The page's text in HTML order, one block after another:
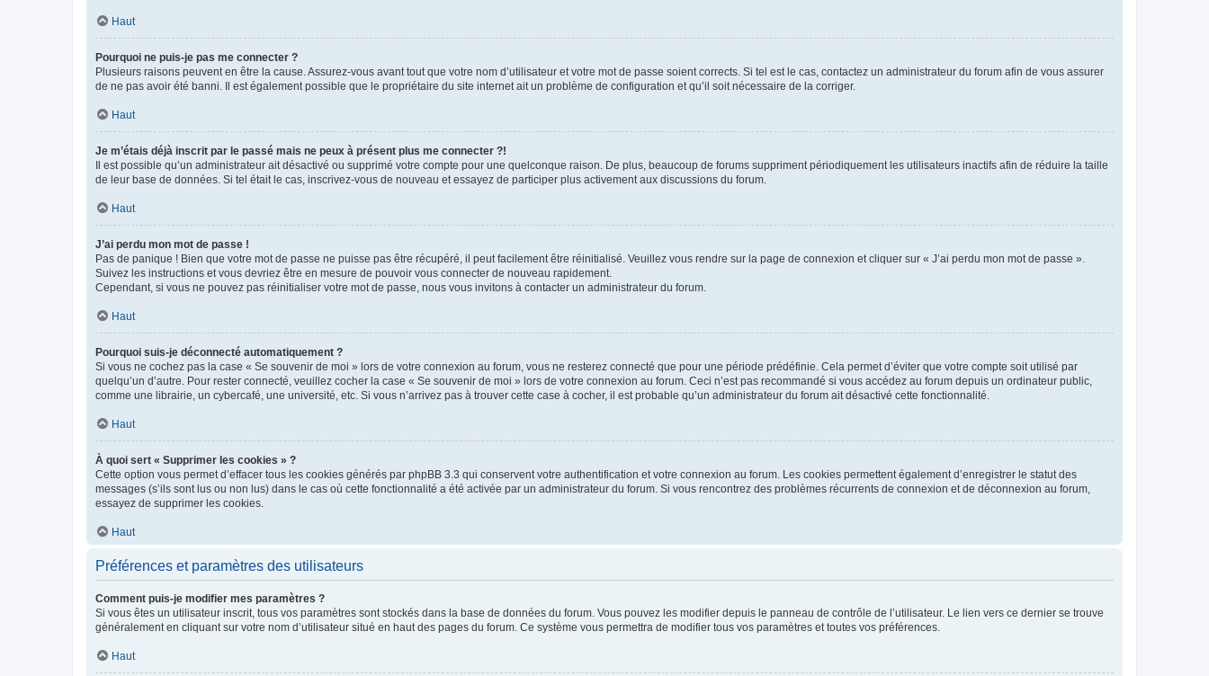
Haut
Pourquoi ne puis-je pas me connecter ?
Plusieurs raisons peuvent en être la cause. Assurez-vous avant tout que votre nom d’utilisateur et votre mot de passe soient corrects. Si tel est le cas, contactez un administrateur du forum afin de vous assurer
de ne pas avoir été banni. Il est également possible que le propriétaire du site internet ait un problème de configuration et qu’il soit nécessaire de la corriger.
Haut
Je m’étais déjà inscrit par le passé mais ne peux à présent plus me connecter ?!
Il est possible qu’un administrateur ait désactivé ou supprimé votre compte pour une quelconque raison. De plus, beaucoup de forums suppriment périodiquement les utilisateurs inactifs afin de réduire la taille
de leur base de données. Si tel était le cas, inscrivez-vous de nouveau et essayez de participer plus activement aux discussions du forum.
Haut
J’ai perdu mon mot de passe !
Pas de panique ! Bien que votre mot de passe ne puisse pas être récupéré, il peut facilement être réinitialisé. Veuillez vous rendre sur la page de connexion et cliquer sur « J’ai perdu mon mot de passe ».
Suivez les instructions et vous devriez être en mesure de pouvoir vous connecter de nouveau rapidement.
Cependant, si vous ne pouvez pas réinitialiser votre mot de passe, nous vous invitons à contacter un administrateur du forum.
Haut
Pourquoi suis-je déconnecté automatiquement ?
Si vous ne cochez pas la case « Se souvenir de moi » lors de votre connexion au forum, vous ne resterez connecté que pour une période prédéfinie. Cela permet d’éviter que votre compte soit utilisé par
quelqu’un d’autre. Pour rester connecté, veuillez cocher la case « Se souvenir de moi » lors de votre connexion au forum. Ceci n’est pas recommandé si vous accédez au forum depuis un ordinateur public,
comme une librairie, un cybercafé, une université, etc. Si vous n’arrivez pas à trouver cette case à cocher, il est probable qu’un administrateur du forum ait désactivé cette fonctionnalité.
Haut
À quoi sert « Supprimer les cookies » ?
Cette option vous permet d’effacer tous les cookies générés par phpBB 3.3 qui conservent votre authentification et votre connexion au forum. Les cookies permettent également d’enregistrer le statut des
messages (s’ils sont lus ou non lus) dans le cas où cette fonctionnalité a été activée par un administrateur du forum. Si vous rencontrez des problèmes récurrents de connexion et de déconnexion au forum,
essayez de supprimer les cookies.
Haut
Préférences et paramètres des utilisateurs
Comment puis-je modifier mes paramètres ?
Si vous êtes un utilisateur inscrit, tous vos paramètres sont stockés dans la base de données du forum. Vous pouvez les modifier depuis le panneau de contrôle de l’utilisateur. Le lien vers ce dernier se trouve
généralement en cliquant sur votre nom d’utilisateur situé en haut des pages du forum. Ce système vous permettra de modifier tous vos paramètres et toutes vos préférences.
Haut